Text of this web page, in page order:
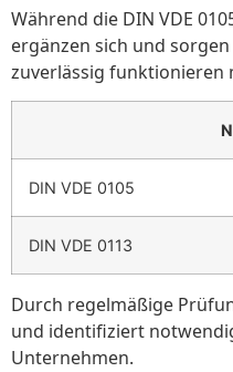
Während die DIN VDE
ergänzen sich und
zuverlässig funktionieren
DIN VDE 0105
DIN VDE 0113
Durch regelmäßige
und identifiziert
Unternehmen.